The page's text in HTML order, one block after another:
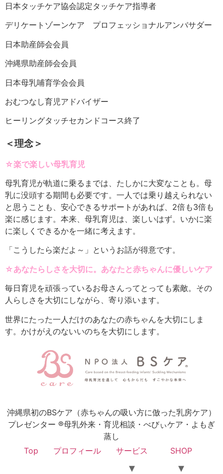
日本タッチケア協会認定タッチケア指導者
デリケートゾーンケア プロフェッショナルアンバサダー
日本助産師会会員
沖縄県助産師会会員
日本母乳哺育学会会員
おむつなし育児アドバイザー
ヒーリングタッチセカンドコース終了
＜理念＞
☆楽で楽しい母乳育児
母乳育児が軌道に乗るまでは、たしかに大変なことも。母
乳に没頭する期間も必要です。一人では乗り越えられない
と思うことも、安心できるサポートがあれば、2倍も3倍も
楽に感じます。本来、母乳育児は、楽しいはず。いかに楽
に楽しくできるかを一緒に考えます。
「こうしたら楽だよ～」というお話が得意です。
☆あなたらしさを大切に。あなたと赤ちゃんに優しいケア
毎日育児を頑張っているお母さんってとっても素敵。その
人らしさを大切にしながら、寄り添います。
世界にたった一人だけのあなたの赤ちゃんを大切にしま
す。かけがえのないいのちを大切にします。
沖縄県初のBSケア（赤ちゃんの吸い方に倣った乳房ケア）
プレゼンター ®母乳外来・育児相談・べびぃケア・よもぎ
蒸し
Top
プロフィール サービス SHOP